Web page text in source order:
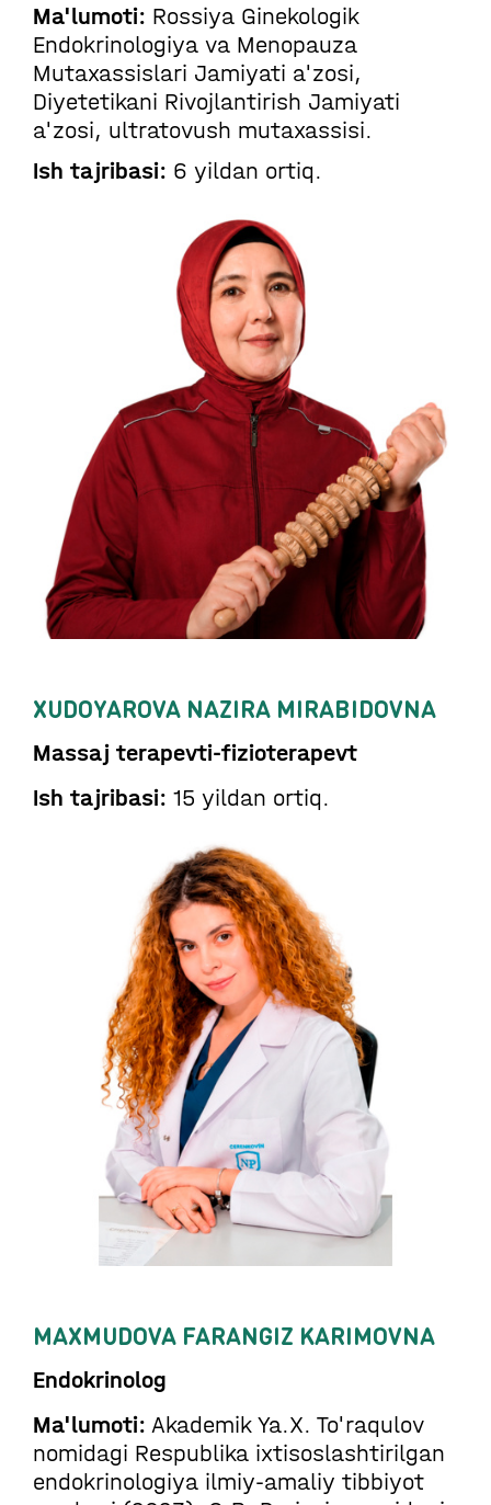
Ma'lumoti: Rossiya Ginekologik
Endokrinologiya va Menopauza
Mutaxassislari Jamiyati a'zosi,
Diyetetikani Rivojlantirish Jamiyati
a'zosi, ultratovush mutaxassisi.
Ish tajribasi: 6 yildan ortiq.
XUDOYAROVA NAZIRA MIRABIDOVNA
Massaj terapevti-fizioterapevt
Ish tajribasi: 15 yildan ortiq.
MAXMUDOVA FARANGIZ KARIMOVNA
Endokrinolog
Ma'lumoti: Akademik Ya.X. To'raqulov
nomidagi Respublika ixtisoslashtirilgan
endokrinologiya ilmiy-amaliy tibbiyot